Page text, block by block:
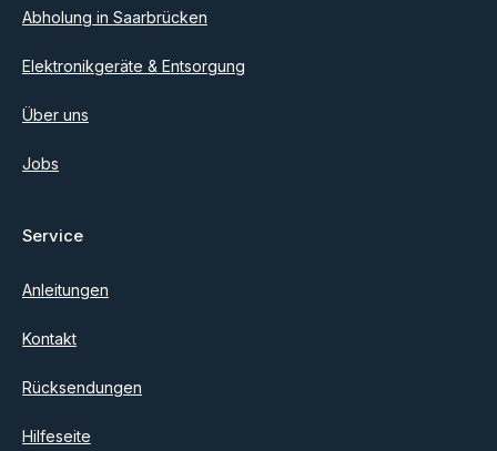
Abholung in Saarbrücken
Elektronikgeräte & Entsorgung
Über uns
Jobs
Service
Anleitungen
Kontakt
Rücksendungen
Hilfeseite